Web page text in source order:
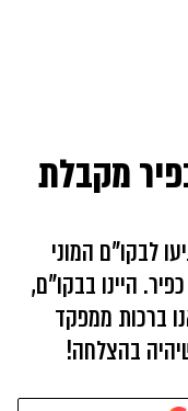
מקבלת
לבקו"ם המוני
היינו בבקו"ם,
ברכות ממפקד
בהצלחה!